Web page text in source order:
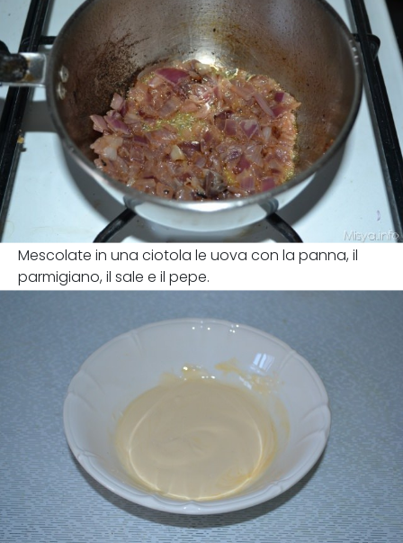
Mescolate in una ciotola le uova con la panna, il
parmigiano, il sale e il pepe.